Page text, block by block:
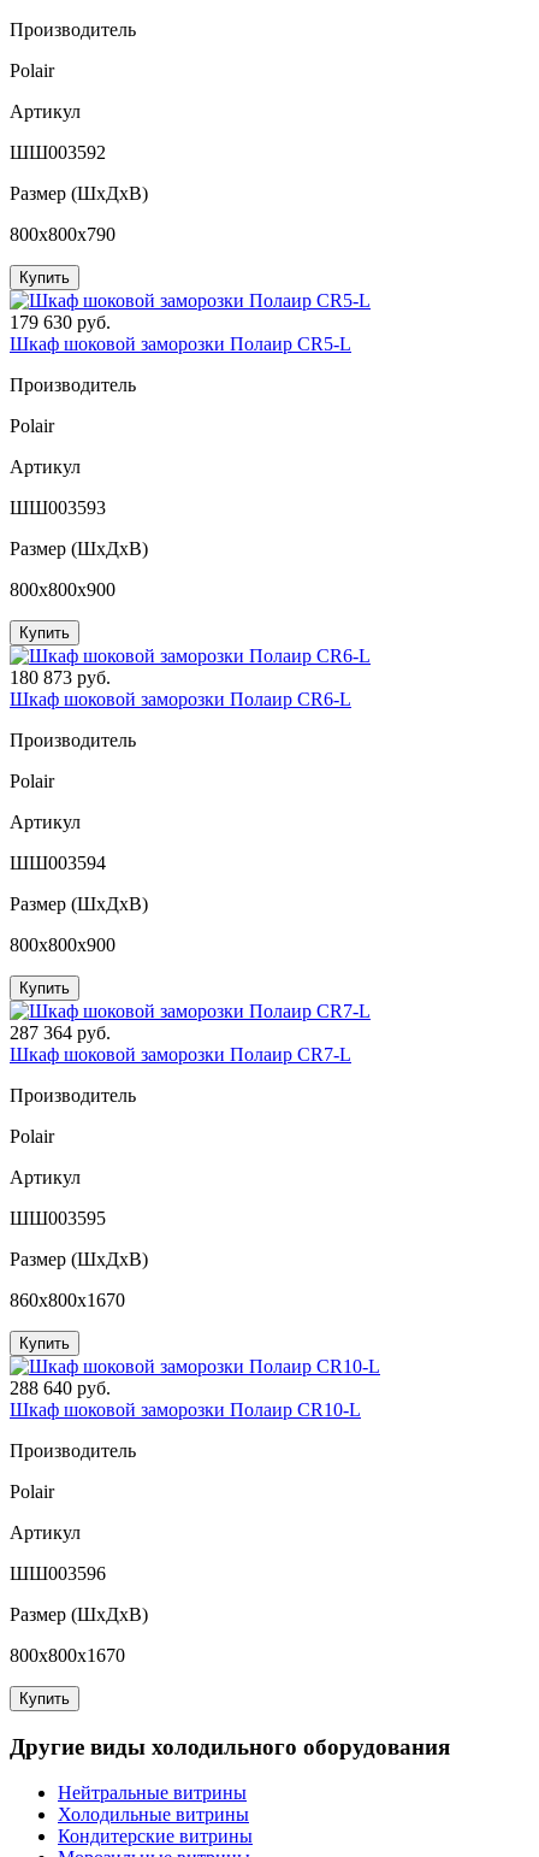
Производитель
Polair
Артикул
ШШ003592
Размер (ШxДхВ)
800x800x790
Купить
179 630 руб.
Шкаф шоковой заморозки Полаир CR5-L
Производитель
Polair
Артикул
ШШ003593
Размер (ШxДхВ)
800x800x900
Купить
180 873 руб.
Шкаф шоковой заморозки Полаир CR6-L
Производитель
Polair
Артикул
ШШ003594
Размер (ШxДхВ)
800x800x900
Купить
287 364 руб.
Шкаф шоковой заморозки Полаир CR7-L
Производитель
Polair
Артикул
ШШ003595
Размер (ШxДхВ)
860x800x1670
Купить
288 640 руб.
Шкаф шоковой заморозки Полаир CR10-L
Производитель
Polair
Артикул
ШШ003596
Размер (ШxДхВ)
800x800x1670
Купить
Другие виды холодильного оборудования
Нейтральные витрины
Холодильные витрины
Кондитерские витрины